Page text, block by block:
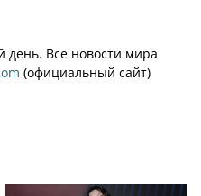
Все новости мира
(официальный сайт)